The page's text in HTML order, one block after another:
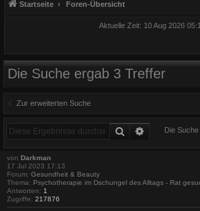
Startseite Foren-Übersicht
Aktuelle Zeit: 10 Aug 2026
Die Suche ergab 3 Treffer
Zur erweiterten Suche
Suche Erweiterte
Die
von Darkman
17 Jul 2023 17:13
Forum: Gesundheit & Beauty
Thema: Psychotherapie im Dschungel des Alltags - Rat
Antworten: 1
Zugriffe: 217876